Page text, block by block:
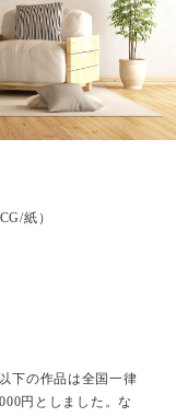
紙）
下の作品は全国一律
円としました。な